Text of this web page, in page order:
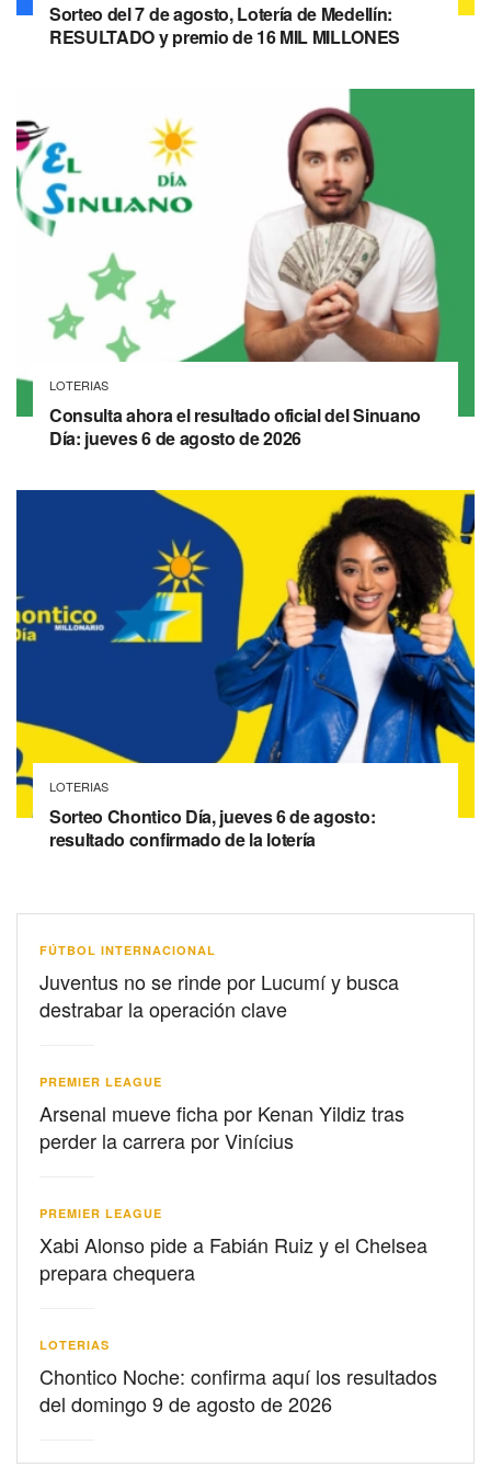
Sorteo del 7 de agosto, Lotería de Medellín:
RESULTADO y premio de 16 MIL MILLONES
LOTERIAS
Consulta ahora el resultado oficial del Sinuano
Día: jueves 6 de agosto de 2026
LOTERIAS
Sorteo Chontico Día, jueves 6 de agosto:
resultado confirmado de la lotería
FÚTBOL INTERNACIONAL
Juventus no se rinde por Lucumí y busca
destrabar la operación clave
PREMIER LEAGUE
Arsenal mueve ficha por Kenan Yildiz tras
perder la carrera por Vinícius
PREMIER LEAGUE
Xabi Alonso pide a Fabián Ruiz y el Chelsea
prepara chequera
LOTERIAS
Chontico Noche: confirma aquí los resultados
del domingo 9 de agosto de 2026